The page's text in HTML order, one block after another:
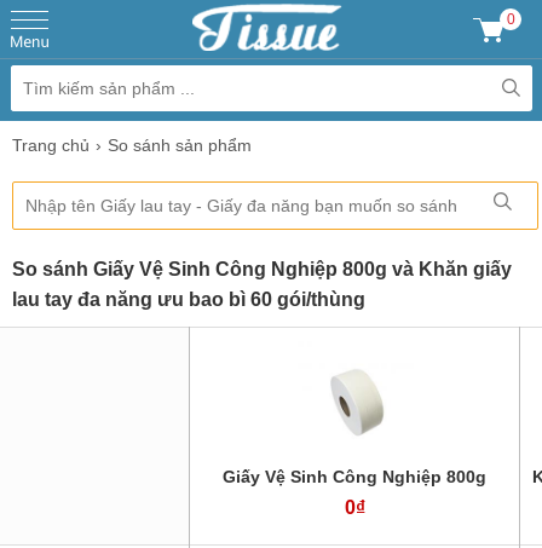
0
Trang chủ So sánh sản phẩm
So sánh Giấy Vệ Sinh Công Nghiệp 800g và Khăn giấy
lau tay đa năng ưu bao bì 60 gói/thùng
Giấy Vệ Sinh Công Nghiệp 800g
0₫